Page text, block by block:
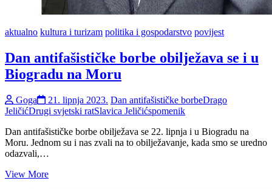
aktualno kultura i turizam politika i gospodarstvo povijest
Dan antifašističke borbe obilježava se i u
Biogradu na Moru
Goga 21. lipnja 2023. Dan antifašističke borbeDrago
JeličićDrugi svjetski ratSlavica Jeličićspomenik
Dan antifašističke borbe obilježava se 22. lipnja i u Biogradu na
Moru. Jednom su i nas zvali na to obilježavanje, kada smo se uredno
odazvali,…
View MoreDan